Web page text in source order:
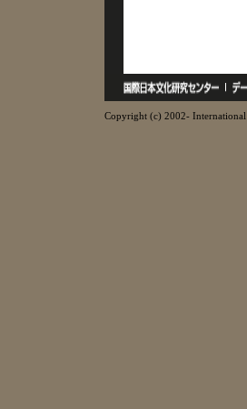
Copyright (c) 2002- International